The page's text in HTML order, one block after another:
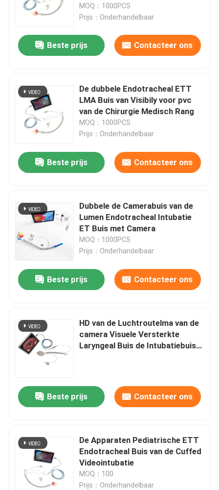
7.0#
MOQ：1000PCS
Prijs：Onderhandelbaar
Beste prijs Contacteer ons
De dubbele Endotracheal ETT
LMA Buis van Visibily voor pvc
van de Chirurgie Medisch Rang
MOQ：1000PCS
Prijs：Onderhandelbaar
Beste prijs Contacteer ons
Dubbele de Camerabuis van de
Lumen Endotracheal Intubatie
ET Buis met Camera
MOQ：1000PCS
Prijs：Onderhandelbaar
Beste prijs Contacteer ons
HD van de Luchtroutelma van de
camera Visuele Versterkte
Laryngeal Buis de Intubatiebuis
Beste prijs Contacteer ons
De Apparaten Pediatrische ETT
Endotracheal Buis van de Cuffed
Videointubatie
MOQ：100
Prijs：Onderhandelbaar